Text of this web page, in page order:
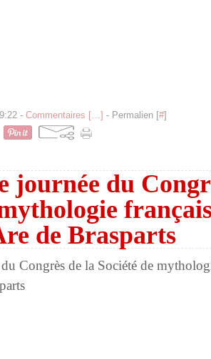
- Commentaires […] - Permalien [#]
journée du
de Brasparts